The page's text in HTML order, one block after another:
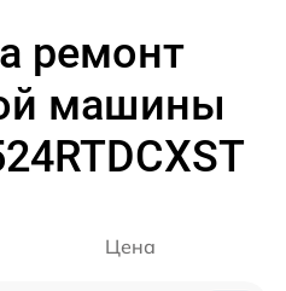
ремонт
машины
Цена